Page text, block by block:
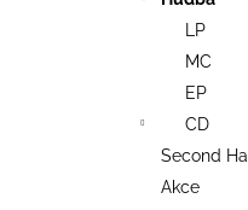
LP
MC
EP
CD
Second
Akce
TRIKO
499 Kč